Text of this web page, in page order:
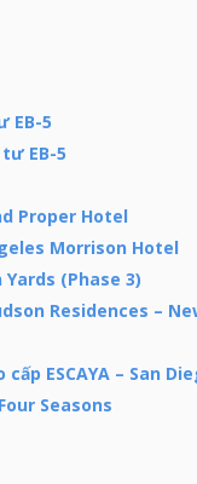
EB-5
EB-5
Proper Hotel
Morrison Hotel
(Phase 3)
Residences –
ESCAYA – San
Seasons